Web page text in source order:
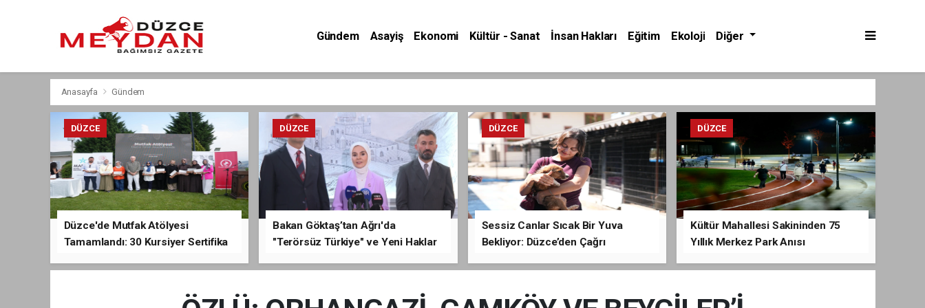
Gündem Asayiş Ekonomi Kültür - Sanat İnsan Hakları Eğitim Ekoloji Diğer
Anasayfa Gündem
DÜZCE
Düzce'de Mutfak Atölyesi
Tamamlandı: 30 Kursiyer Sertifika
DÜZCE
Bakan Göktaş’tan Ağrı'da
"Terörsüz Türkiye" ve Yeni Haklar
DÜZCE
Sessiz Canlar Sıcak Bir Yuva
Bekliyor: Düzce’den Çağrı
DÜZCE
Kültür Mahallesi Sakininden 75
Yıllık Merkez Park Anısı